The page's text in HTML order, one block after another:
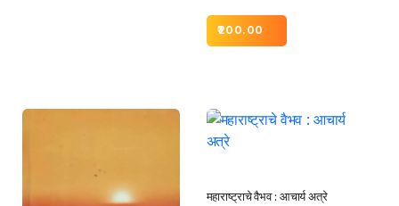
200.00
महाराष्ट्राचे वैभव : आचार्य अत्रे